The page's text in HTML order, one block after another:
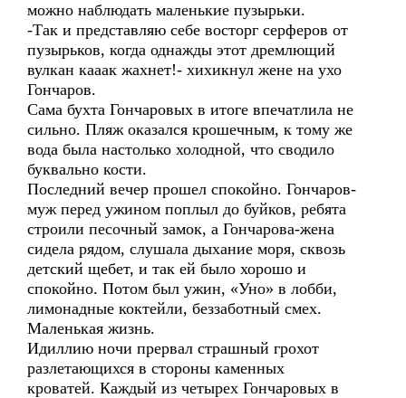
можно наблюдать маленькие пузырьки.
-Так и представляю себе восторг серферов от
пузырьков, когда однажды этот дремлющий
вулкан кааак жахнет!- хихикнул жене на ухо
Гончаров.
Сама бухта Гончаровых в итоге впечатлила не
сильно. Пляж оказался крошечным, к тому же
вода была настолько холодной, что сводило
буквально кости.
Последний вечер прошел спокойно. Гончаров-
муж перед ужином поплыл до буйков, ребята
строили песочный замок, а Гончарова-жена
сидела рядом, слушала дыхание моря, сквозь
детский щебет, и так ей было хорошо и
спокойно. Потом был ужин, «Уно» в лобби,
лимонадные коктейли, беззаботный смех.
Маленькая жизнь.
Идиллию ночи прервал страшный грохот
разлетающихся в стороны каменных
кроватей. Каждый из четырех Гончаровых в